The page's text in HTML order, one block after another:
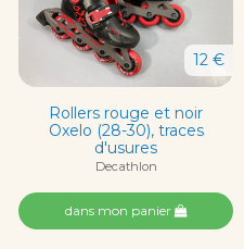
12 €
Rollers rouge et noir
Oxelo (28-30), traces
d'usures
Decathlon
dans mon panier